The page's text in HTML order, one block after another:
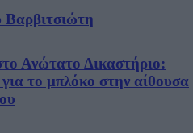
Βαρβιτσιώτη
Ανώτατο Δικαστήριο:
το μπλόκο στην αίθουσα